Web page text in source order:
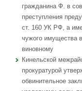
гражданина Ф. в
преступления
ст. 160 УК РФ, а
чужого имущества
виновному
Кинельской
прокуратурой
обвинительное